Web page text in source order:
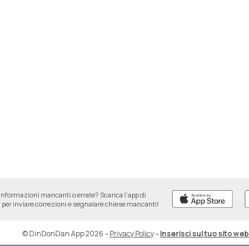
mancanti o errate? Scarica l'app di
per inviare correzioni e segnalare chiese mancanti!
© DinDonDan App 2026–Privacy Policy–Inserisci sul tuo sito web